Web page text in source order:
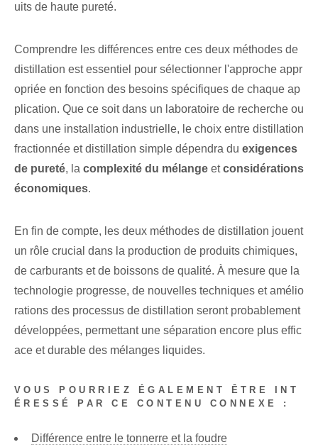
uits de haute pureté.
Comprendre les différences entre ces deux méthodes de
distillation est essentiel pour sélectionner l'approche appr
opriée en fonction des besoins spécifiques de chaque ap
plication. Que ce soit dans un laboratoire de recherche⁢ ou
dans une installation industrielle, le choix entre distillation
fractionnée et distillation simple dépendra du exigences
de pureté, la complexité du mélange etconsidérations
économiques.
En fin de compte, les deux méthodes de distillation jouent
un rôle crucial dans la production de produits chimiques,
de carburants et de boissons de qualité. À mesure que la
technologie progresse, de nouvelles techniques et amélio
rations des processus de distillation seront probablement
développées, permettant une séparation encore plus effic
ace et durable des mélanges liquides.
VOUS POURRIEZ ÉGALEMENT ÊTRE INT
ÉRESSÉ PAR CE CONTENU CONNEXE :
Différence entre le tonnerre et la foudre